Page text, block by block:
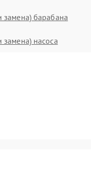
замена) барабана
замена) насоса